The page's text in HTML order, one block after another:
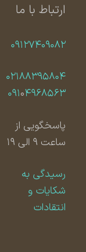
ارتباط با ما
۰۹۱۲۷۴۰۹۰۸۲
۰۲۱۸۸۳۹۵۸۰۴
۰۹۱۰۴۹۶۸۵۶۳
پاسخگویی از
ساعت ۹ الی ۱۹
رسیدگی به
شکایات و
انتقادات